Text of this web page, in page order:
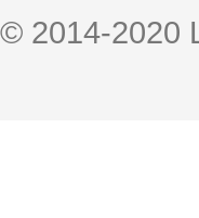
© 2014-2020